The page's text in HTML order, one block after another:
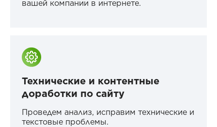
вашей компании в интернете.
Технические и контентные
доработки по сайту
Проведем анализ, исправим технические и
текстовые проблемы.